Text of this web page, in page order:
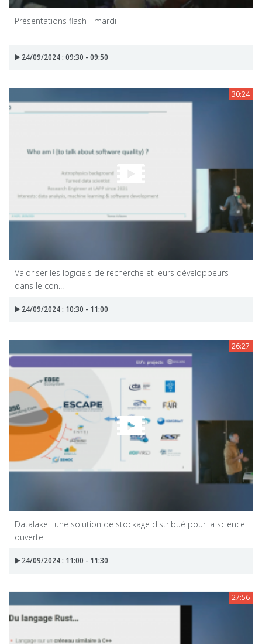
Présentations flash - mardi
24/09/2024 : 09:30 - 09:50
30:24
Valoriser les logiciels de recherche et leurs développeurs
dans le con...
24/09/2024 : 10:30 - 11:00
26:27
Datalake : une solution de stockage distribué pour la science
ouverte
24/09/2024 : 11:00 - 11:30
27:56